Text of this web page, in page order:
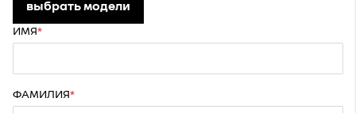
выбрать модели
ИМЯ
ФАМИЛИЯ